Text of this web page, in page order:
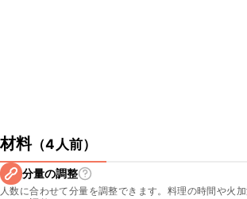
材料（4人前）
分量の調整
人数に合わせて分量を調整できます。料理の時間や火